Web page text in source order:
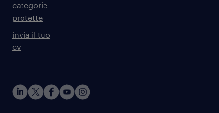
categorie
protette
invia il tuo
cv